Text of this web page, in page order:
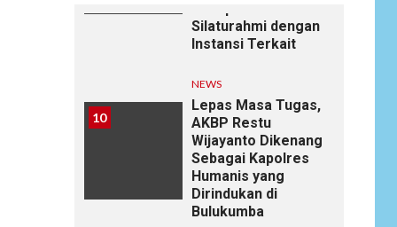
Silaturahmi dengan
Instansi Terkait
10
NEWS
Lepas Masa Tugas,
AKBP Restu
Wijayanto Dikenang
Sebagai Kapolres
Humanis yang
Dirindukan di
Bulukumba